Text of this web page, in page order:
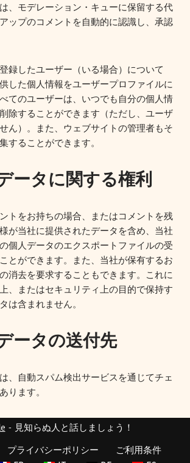
、モデレーション・キューに保留する代
ップのコメントを自動的に認識し、承認
録したユーザー（いる場合）について
した個人情報をユーザープロファイルに
てのユーザーは、いつでも自分の個人情
除することができます（ただし、ユーザ
ん）。また、ウェブサイトの管理者もそ
することができます。
ータに関する権利
トをお持ちの場合、またはコメントを残
が当社に提供されたデータを含め、当社
個人データのエクスポートファイルの受
とができます。また、当社が保有するお
消去を要求することもできます。これに
、またはセキュリティ上の目的で保持す
は含まれません。
ータの送付先
、自動スパム検出サービスを通じてチェ
ります。
- 見知らぬ人と話しましょう！
プライバシーポリシー
ご利用条件